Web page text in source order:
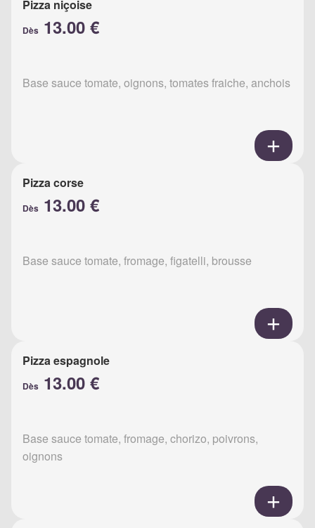
Pizza niçoise
Dès 13.00 €
Base sauce tomate, oignons, tomates fraiche, anchois
Pizza corse
Dès 13.00 €
Base sauce tomate, fromage, figatelli, brousse
Pizza espagnole
Dès 13.00 €
Base sauce tomate, fromage, chorizo, poivrons,
oignons